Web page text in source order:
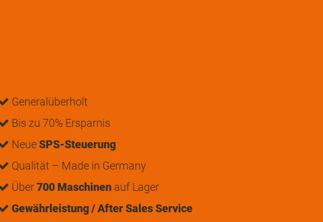
Generalüberholt
Bis zu 70% Ersparnis
NeueSPS-Steuerung
Qualität – Made in Germany
Über700 Maschinen auf Lager
Gewährleistung / After Sales Service